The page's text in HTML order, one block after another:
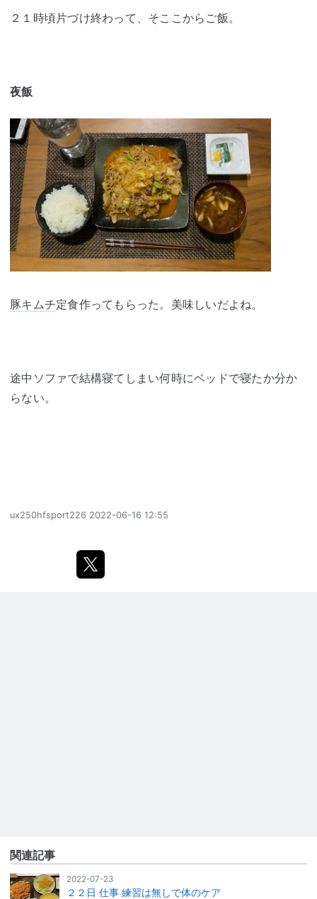
２１時頃片づけ終わって、そここからご飯。
夜飯
豚キムチ定食作ってもらった。美味しいだよね。
途中ソファで結構寝てしまい何時にベッドで寝たか分か
らない。
ux250hfsport226 2022-06-16 12:55
関連記事
2022-07-23
２２日 仕事 練習は無しで体のケア